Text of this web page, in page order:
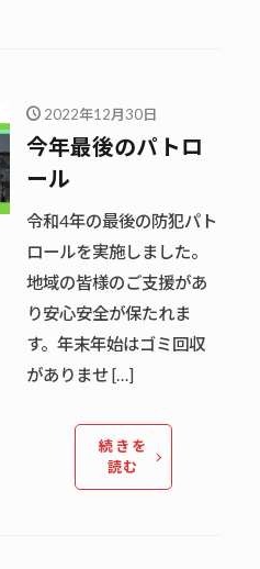
2022年12月30日
今年最後のパトロ
ール
令和4年の最後の防犯パト
ロールを実施しました。
地域の皆様のご支援があ
り安心安全が保たれま
す。年末年始はゴミ回収
がありませ […]
続きを
読む